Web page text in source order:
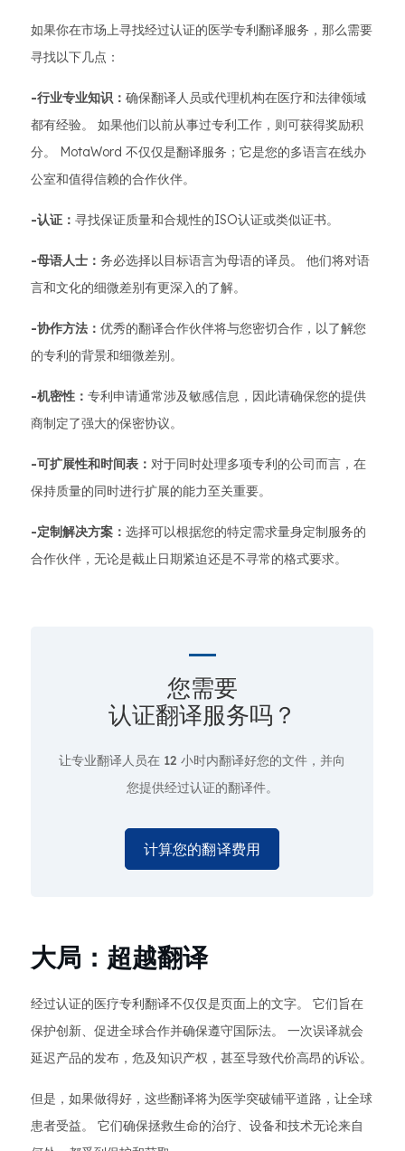
如果你在市场上寻找经过认证的医学专利翻译服务，那么需要
寻找以下几点：
-行业专业知识： 确保翻译人员或代理机构在医疗和法律领域
都有经验。 如果他们以前从事过专利工作，则可获得奖励积
分。 MotaWord 不仅仅是翻译服务；它是您的多语言在线办
公室和值得信赖的合作伙伴。
-认证： 寻找保证质量和合规性的ISO认证或类似证书。
-母语人士： 务必选择以目标语言为母语的译员。 他们将对语
言和文化的细微差别有更深入的了解。
-协作方法： 优秀的翻译合作伙伴将与您密切合作，以了解您
的专利的背景和细微差别。
-机密性： 专利申请通常涉及敏感信息，因此请确保您的提供
商制定了强大的保密协议。
-可扩展性和时间表： 对于同时处理多项专利的公司而言，在
保持质量的同时进行扩展的能力至关重要。
-定制解决方案： 选择可以根据您的特定需求量身定制服务的
合作伙伴，无论是截止日期紧迫还是不寻常的格式要求。
您需要
认证翻译服务吗？
让专业翻译人员在 12 小时内翻译好您的文件，并向
您提供经过认证的翻译件。
计算您的翻译费用
大局：超越翻译
经过认证的医疗专利翻译不仅仅是页面上的文字。 它们旨在
保护创新、促进全球合作并确保遵守国际法。 一次误译就会
延迟产品的发布，危及知识产权，甚至导致代价高昂的诉讼。
但是，如果做得好，这些翻译将为医学突破铺平道路，让全球
患者受益。 它们确保拯救生命的治疗、设备和技术无论来自